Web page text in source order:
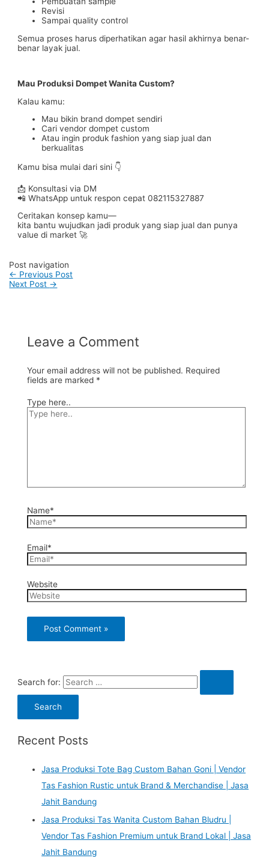
Revisi
Sampai quality control
Semua proses harus diperhatikan agar hasil akhirnya benar-
benar layak jual.
Mau Produksi Dompet Wanita Custom?
Kalau kamu:
Mau bikin brand dompet sendiri
Cari vendor dompet custom
Atau ingin produk fashion yang siap jual dan
berkualitas
Kamu bisa mulai dari sini 👇
📩 Konsultasi via DM
📲 WhatsApp untuk respon cepat 082115327887
Ceritakan konsep kamu—
kita bantu wujudkan jadi produk yang siap jual dan punya
value di market 🚀
Post navigation
← Previous Post
Next Post →
Leave a Comment
Your email address will not be published. Required
fields are marked *
Type here..
Name*
Email*
Website
Search for:
Recent Posts
Jasa Produksi Tote Bag Custom Bahan Goni | Vendor
Tas Fashion Rustic untuk Brand & Merchandise | Jasa
Jahit Bandung
Jasa Produksi Tas Wanita Custom Bahan Bludru |
Vendor Tas Fashion Premium untuk Brand Lokal | Jasa
Jahit Bandung